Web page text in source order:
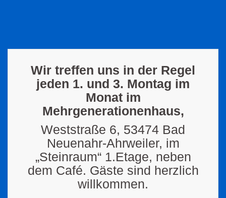
Wir treffen uns in der Regel
jeden 1. und 3. Montag im
Monat im
Mehrgenerationenhaus,
Weststraße 6, 53474 Bad
Neuenahr-Ahrweiler, im
„Steinraum“ 1.Etage, neben
dem Café. Gäste sind herzlich
willkommen.